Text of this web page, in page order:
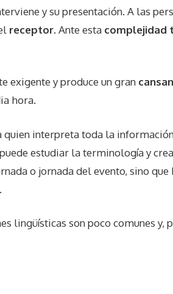
y su presentación. A las
receptor. Ante esta complejidad
exigente y produce un gran
hora.
quien interpreta toda la
estudiar la terminología y
o jornada del evento, sino que
lingüísticas son poco comunes y,